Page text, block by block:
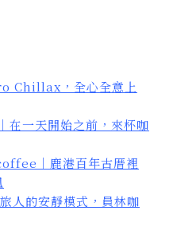
Chillax，全心全意上
一天開始之前，來杯咖
｜鹿港百年古厝裡
的安靜模式，員林咖